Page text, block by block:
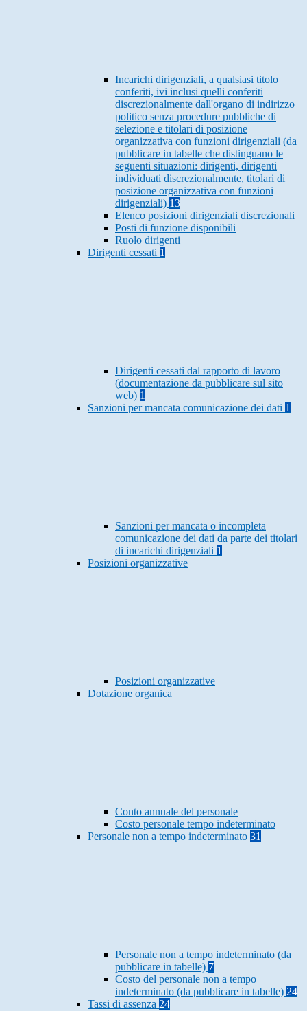
Incarichi dirigenziali, a qualsiasi titolo
conferiti, ivi inclusi quelli conferiti
discrezionalmente dall'organo di indirizzo
politico senza procedure pubbliche di
selezione e titolari di posizione
organizzativa con funzioni dirigenziali (da
pubblicare in tabelle che distinguano le
seguenti situazioni: dirigenti, dirigenti
individuati discrezionalmente, titolari di
posizione organizzativa con funzioni
dirigenziali) 13
Elenco posizioni dirigenziali discrezionali
Posti di funzione disponibili
Ruolo dirigenti
Dirigenti cessati 1
Dirigenti cessati dal rapporto di lavoro
(documentazione da pubblicare sul sito
web) 1
Sanzioni per mancata comunicazione dei dati 1
Sanzioni per mancata o incompleta
comunicazione dei dati da parte dei titolari
di incarichi dirigenziali 1
Posizioni organizzative
Posizioni organizzative
Dotazione organica
Conto annuale del personale
Costo personale tempo indeterminato
Personale non a tempo indeterminato 31
Personale non a tempo indeterminato (da
pubblicare in tabelle) 7
Costo del personale non a tempo
indeterminato (da pubblicare in tabelle) 24
Tassi di assenza 24